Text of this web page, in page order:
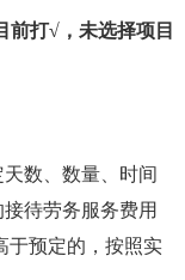
前打√，未选择项目
数、数量、时间
待劳务服务费用
于预定的，按照实